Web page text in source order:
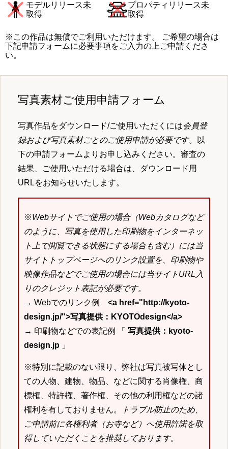
モデルリリース未
取得
プロパティリリース未
取得
※この作品は無償でご利用いただけます。 ご希望の場合は
下記申請フォームに必要事項をご入力の上ご申請くださ
い。
写真素材ご使用申請フォーム
写真作品をダウンロード/ご使用いただくには会員登
録および写真素材ごとのご使用申請が必要です。以
下の申請フォームよりお申し込みください。審査の
結果、ご使用いただける場合は、ダウンロード用
URLをお知らせいたします。
※Webサイトでご使用の場合（Webカタログなど
のように、写真を使用した印刷物をインターネッ
ト上で閲覧できる状態にする場合も含む）には当
サイトトップページへのリンク設置を、印刷物や
映像作品などでご使用の場合には当サイトURL入
りのクレジット表記が必要です。
→ Webでのリンク例 <a href="http://kyoto-
design.jp/">写真提供：KYOTOdesign</a>
→ 印刷物などでの表記例 「 写真提供：kyoto-
design.jp 」
※特別に記載のない限り、弊社は写真被写体とし
ての人物、建物、物品、などに関する肖像権、商
標権、特許権、著作権、その他の利用権などの諸
権利を有しておりません。
トラブル防止のため、
ご申請前に各権利者（お寺など）へ使用許諾を取
得していただくことを推奨しております。